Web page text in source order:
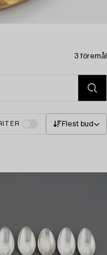
3 föremål
Flest bud